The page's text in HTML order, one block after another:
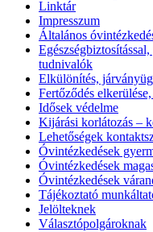
Linktár
Impresszum
Általános
tudnivalók
Elkülönítés,
Fertőződés
Idősek védelme
Kijárási korlátozás –
Lehetőségek
Óvintézkedések
Óvintézkedések
Óvintézkedések
Tájékoztató
Jelölteknek
Választópolgároknak